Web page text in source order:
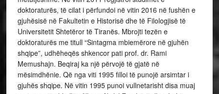
doktoraturës, të cilat i përfundoi në vitin 2016 në fushën e
gjuhësisë në Fakultetin e Historisë dhe të Filologjisë të
Universitetit Shtetëror të Tiranës. Mbrojti tezën e
doktoraturës me titull “Sintagma mbiemërore në gjuhën
shqipe”, udhëheqës shkencor pati prof. dr. Rami
Memushajn. Beqiraj ka një përvojë të gjatë në
mësimdhënie. Që nga viti 1995 filloi të punojë arsimtar i
gjuhës shqipe. Në vitin 1995 punoi vullnetarisht disa muaj